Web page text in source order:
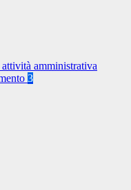
amministrativa
3